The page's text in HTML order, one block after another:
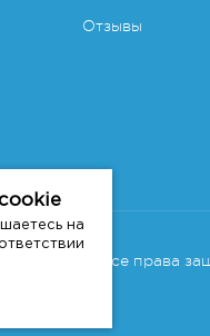
Отзывы
Ветрах". Все права
на